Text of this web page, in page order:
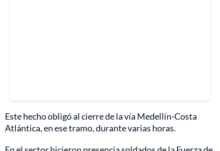
Este hecho obligó al cierre de la vía Medellín-Costa
Atlántica, en ese tramo, durante varias horas.